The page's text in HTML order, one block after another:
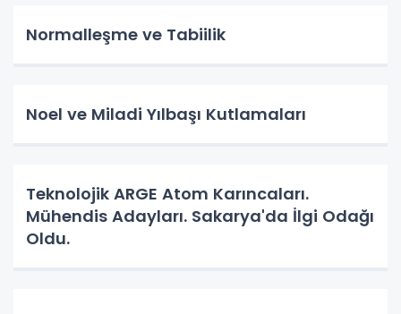
Normalleşme ve Tabiilik
Noel ve Miladi Yılbaşı Kutlamaları
Teknolojik ARGE Atom Karıncaları.
Mühendis Adayları. Sakarya'da İlgi Odağı
Oldu.